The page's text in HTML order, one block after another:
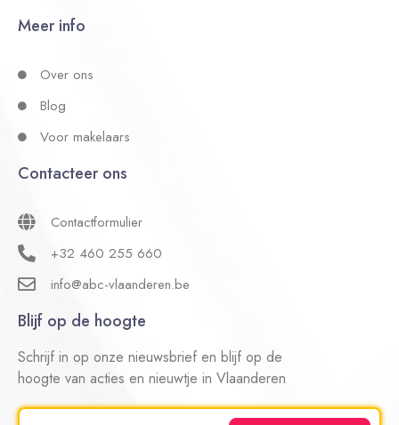
Meer info
Over ons
Blog
Voor makelaars
Contacteer ons
Contactformulier
+32 460 255 660
info@abc-vlaanderen.be
Blijf op de hoogte
Schrijf in op onze nieuwsbrief en blijf op de
hoogte van acties en nieuwtje in Vlaanderen